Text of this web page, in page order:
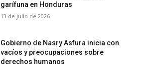
garífuna en Honduras
13 de julio de 2026
Gobierno de Nasry Asfura inicia con
vacíos y preocupaciones sobre
derechos humanos